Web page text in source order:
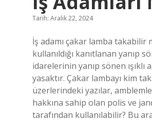
Tarih: Aralık 22, 2024
İş adamı çakar lamba
kullanıldığı kanıtlanan
idarelerinin yanıp sönen ışıklı
yasaktır. Çakar lambayı kim
üzerlerindeki yazılar,
hakkına sahip olan polis ve
tarafından kullanılabilir? Bu